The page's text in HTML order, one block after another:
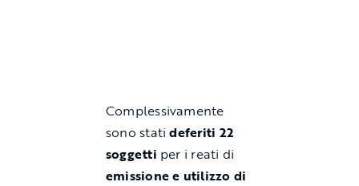
Complessivamente
sono statideferiti 22
soggetti per i reati di
emissione e utilizzo di